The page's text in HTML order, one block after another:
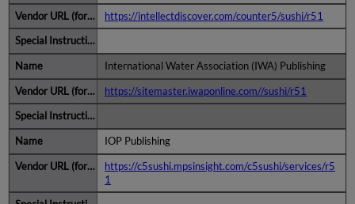
https://intellectdiscover.com/counter5/sushi/r51
International Water Association (IWA) Publishing
https://sitemaster.iwaponline.com//sushi/r51
IOP Publishing
https://c5sushi.mpsinsight.com/c5sushi/services/r5
1